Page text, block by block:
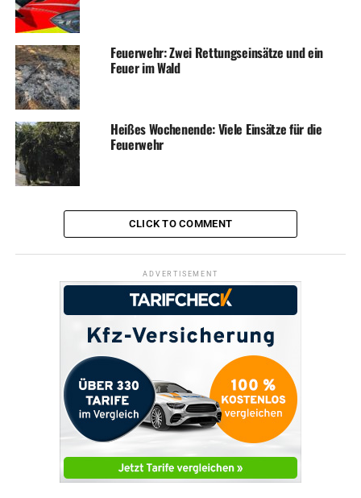
Feuerwehr: Zwei Rettungseinsätze und ein
Feuer im Wald
Heißes Wochenende: Viele Einsätze für die
Feuerwehr
CLICK TO COMMENT
ADVERTISEMENT